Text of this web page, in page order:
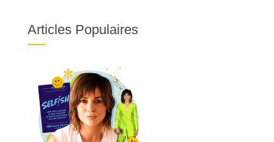
Articles Populaires